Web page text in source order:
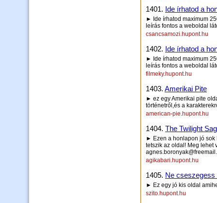
1401. Ide írhatod a
► Ide írhatod maximum
leírás fontos a weboldal
csancsamozi.hupont.hu
1402. Ide írhatod a
► Ide írhatod maximum
leírás fontos a weboldal
filmeky.hupont.hu
1403. Amerikai Pite
► ez egy Amerikai pite
történetről,és a
american-pie.hupont.hu
1404. The Twilight
► Ezen a honlapon jó sok
tetszik az oldal! Meg lehet
agikabari.hupont.hu
1405. Ne cseszegess
► Ez egy jó kis oldal
szito.hupont.hu